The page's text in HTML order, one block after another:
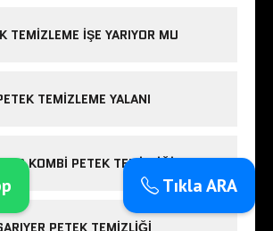
TEMIZLEME IŞE YARIYOR MU
TEMIZLEME YALANI
KOMBI PETEK TEMIZLIĞI
PETEK TEMIZLIĞI
Tıkla ARA